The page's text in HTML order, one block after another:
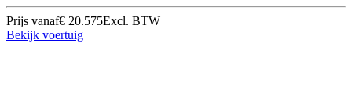
Prijs vanaf€ 20.575Excl. BTW
Bekijk voertuig